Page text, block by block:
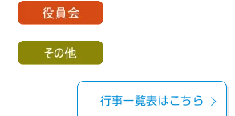
行事一覧表はこちら